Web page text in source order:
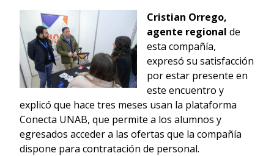
Cristian Orrego,
agente regional de
esta compañía,
expresó su satisfacción
por estar presente en
este encuentro y
explicó que hace tres meses usan la plataforma
Conecta UNAB, que permite a los alumnos y
egresados acceder a las ofertas que la compañía
dispone para contratación de personal.